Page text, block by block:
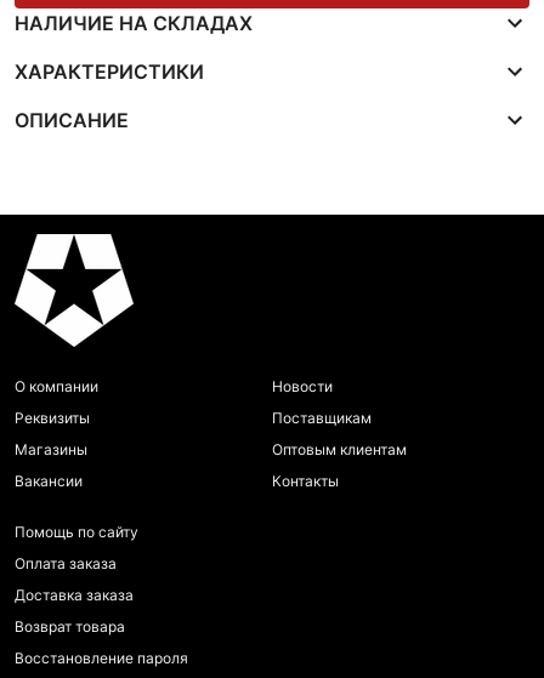
НАЛИЧИЕ НА СКЛАДАХ
ХАРАКТЕРИСТИКИ
ОПИСАНИЕ
О компании
Реквизиты
Магазины
Вакансии
Новости
Поставщикам
Оптовым клиентам
Контакты
Помощь по сайту
Оплата заказа
Доставка заказа
Возврат товара
Восстановление пароля